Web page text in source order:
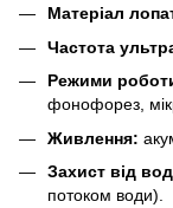
Матеріал
Частота
Режими
фонофорез,
Живлення:
Захист від
потоком води).